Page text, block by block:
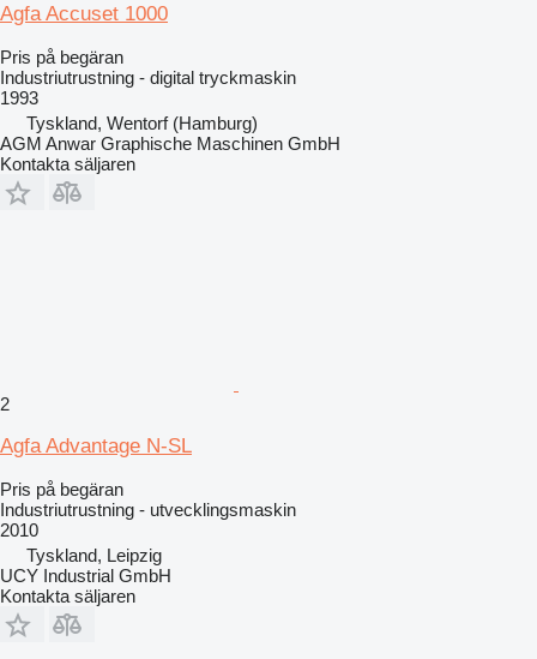
Agfa Accuset 1000
Pris på begäran
Industriutrustning - digital tryckmaskin
1993
Tyskland, Wentorf (Hamburg)
AGM Anwar Graphische Maschinen GmbH
Kontakta säljaren
2
Agfa Advantage N-SL
Pris på begäran
Industriutrustning - utvecklingsmaskin
2010
Tyskland, Leipzig
UCY Industrial GmbH
Kontakta säljaren